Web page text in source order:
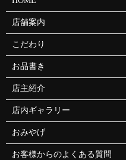
店舗案内
こだわり
お品書き
店主紹介
店内ギャラリー
おみやげ
お客様からのよくある質問